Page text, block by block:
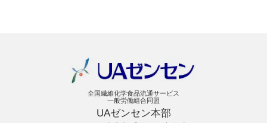
全国繊維化学食品流通サービス
一般労働組合同盟
UAゼンセン本部